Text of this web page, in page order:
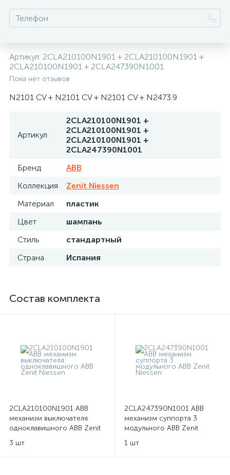
Артикул: 2CLA210100N1901 + 2CLA210100N1901 +
2CLA210100N1901 + 2CLA247390N1001
Пока нет отзывов
N2101 CV + N2101 CV + N2101 CV + N2473.9
Артикул
2CLA210100N1901 +
2CLA210100N1901 +
2CLA210100N1901 +
2CLA247390N1001
Бренд
ABB
Коллекция
Zenit Niessen
Материал
пластик
Цвет
шампань
Стиль
стандартный
Страна
Испания
Состав комплекта
2CLA210100N1901 ABB
механизм выключателя
одноклавишного ABB Zenit
3 шт
2CLA247390N1001 ABB
механизм суппорта 3
модульного ABB Zenit
1 шт